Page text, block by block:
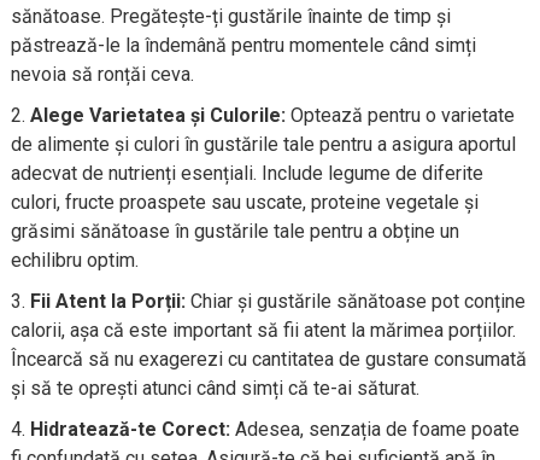
sănătoase. Pregătește-ți gustările înainte de timp și
păstrează-le la îndemână pentru momentele când simți
nevoia să ronțăi ceva.
Alege Varietatea și Culorile: Optează pentru o varietate
de alimente și culori în gustările tale pentru a asigura aportul
adecvat de nutrienți esențiali. Include legume de diferite
culori, fructe proaspete sau uscate, proteine ​​vegetale și
grăsimi sănătoase în gustările tale pentru a obține un
echilibru optim.
Fii Atent la Porții: Chiar și gustările sănătoase pot conține
calorii, așa că este important să fii atent la mărimea porțiilor.
Încearcă să nu exagerezi cu cantitatea de gustare consumată
și să te oprești atunci când simți că te-ai săturat.
Hidratează-te Corect: Adesea, senzația de foame poate